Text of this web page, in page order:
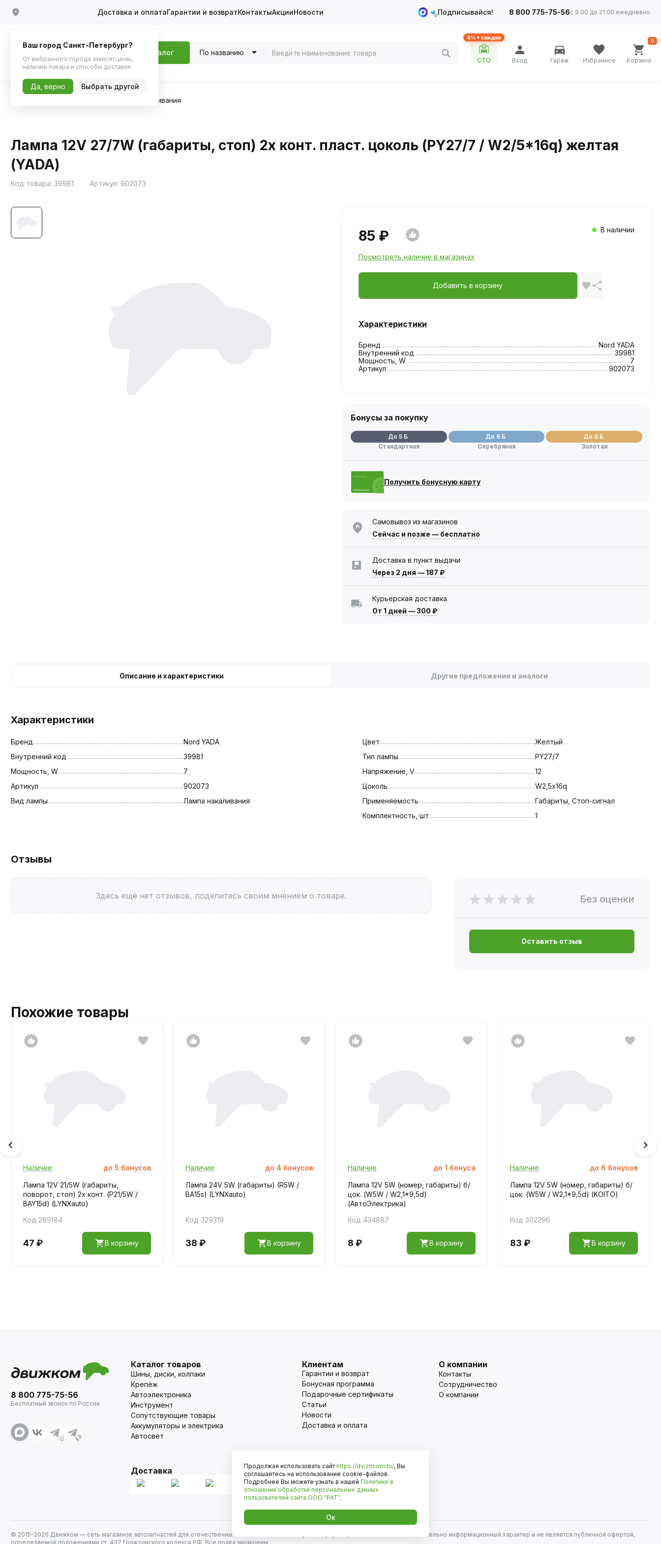
Доставка и оплатаГарантии и возвратКонтактыАкцииНовости Подписывайся! 8 800 775-75-56с 9:00 до 21:00 ежедневно
Каталог По названию
4%+ скидка
СТО Вход Гараж Избранное Корзина
0
Лампы накаливания
Лампа 12V 27/7W (габариты, стоп) 2х конт. пласт. цоколь (PY27/7 / W2/5*16q) желтая
(YADA)
Код товара: 39981 Артикул: 902073
85 ₽ В наличии
Посмотреть наличие в магазинах
Добавить в корзину
Характеристики
Бренд
Nord YADA
Внутренний код
39981
Мощность, W
7
Артикул
902073
Бонусы за покупку
До 5 Б
Стандартная
До 6 Б
Серебряная
До 8 Б
Золотая
Получить бонусную карту
Самовывоз из магазинов
Сейчас и позже — бесплатно
Доставка в пункт выдачи
Через 2 дня —187 ₽
Курьерская доставка
От 1 дней —300 ₽
Описание и характеристики Другие предложения и аналоги
Характеристики
Бренд
Nord YADA
Внутренний код
39981
Мощность, W
7
Артикул
902073
Вид лампы
Лампа накаливания
Цвет
Желтый
Тип лампы
PY27/7
Напряжение, V
12
Цоколь
W2,5х16q
Применяемость
Габариты, Стоп-сигнал
Комплектность, шт
1
Отзывы
Здесь ещё нет отзывов, поделитесь своим мнением о товаре. Без оценки
Оставить отзыв
Похожие товары
Наличие до 5 бонусов
Лампа 12V 21/5W (габариты,
поворот, стоп) 2х конт. (P21/5W /
BAY15d) (LYNXauto)
Код 289184
47 ₽ В корзину
Наличие до 4 бонусов
Лампа 24V 5W (габариты) (R5W /
BA15s) (LYNXauto)
Код 329319
38 ₽ В корзину
Наличие до 1 бонуса
Лампа 12V 5W (номер, габариты) б/
цок. (W5W / W2,1*9,5d)
(АвтоЭлектрика)
Код 434887
8 ₽ В корзину
Наличие до 8 бонусов
Лампа 12V 5W (номер, габариты) б/
цок. (W5W / W2,1*9,5d) (KOITO)
Код 302296
83 ₽ В корзину
8 800 775-75-56
Бесплатный звонок по России
Каталог товаров
Шины, диски, колпаки
Крепёж
Автоэлектроника
Инструмент
Сопутствующие товары
Аккумуляторы и электрика
Автосвет
Клиентам
Гарантии и возврат
Бонусная программа
Подарочные сертификаты
Статьи
Новости
Доставка и оплата
О компании
Контакты
Сотрудничество
О компании
Доставка Оплата
© 2015–2026 Движком — сеть магазинов автозапчастей для отечественных автомобилей и иномарок. Информация на сайте носит исключительно информационный характер и не является публичной офертой,
определяемой положениями ст. 437 Гражданского кодекса РФ. Все права защищены.
Ваш город Санкт-Петербург?
От выбранного города зависят цены,
наличие товара и способы доставки
Да, верно Выбрать другой
Продолжая использовать сайт https://dvizhcom.ru/, Вы
соглашаетесь на использование cookie-файлов.
Подробнее Вы можете узнать в нашей Политике в
отношении обработки персональных данных
пользователей сайта ООО "РАТ".
Ок